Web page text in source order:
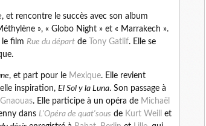
, et rencontre le succès avec son album
», « Globo Night » et « Marrakech ».
le film Rue du départ de Tony Gatlif. Elle se
, et part pour le Mexique. Elle revient
inspiration, El Sol y la Luna. Son passage à
Gnaouas. Elle participe à un opéra de Michaël
dans L'Opéra de quat'sous de Kurt Weill
et